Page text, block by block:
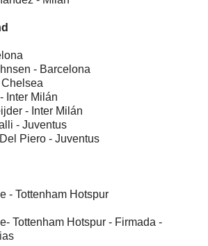
- Barcelona
Chelsea
Inter Milán
- Inter Milán
- Juventus
Piero - Juventus
- Tottenham Hotspur
Tottenham Hotspur - Firmada -